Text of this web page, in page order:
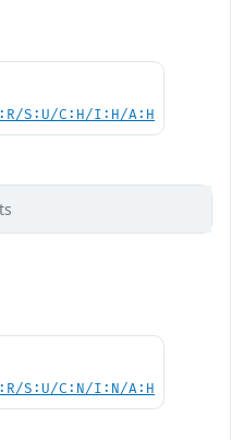
S:U/C:H/I:H/A:H
S:U/C:N/I:N/A:H